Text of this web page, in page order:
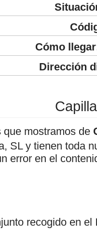
Cómo
Dirección
que mostramos de
SL y tienen toda
error en el
recogido en